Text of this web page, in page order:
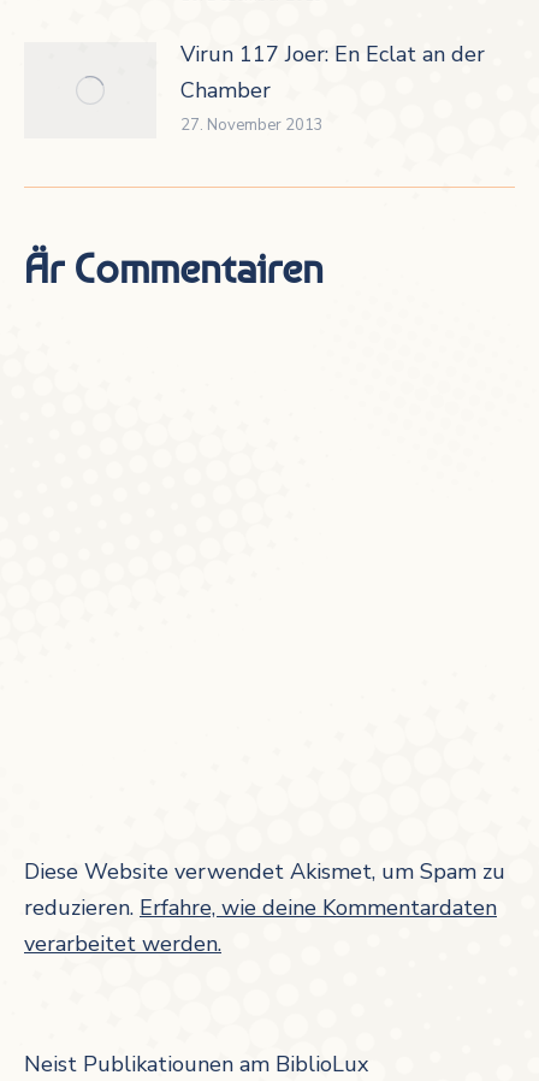
Virun 117 Joer: En Eclat an der
Chamber
27. November 2013
Är Commentairen
Diese Website verwendet Akismet, um Spam zu
reduzieren. Erfahre, wie deine Kommentardaten
verarbeitet werden.
Neist Publikatiounen am BiblioLux